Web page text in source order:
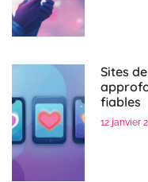
Sites
fiables
12 janvier